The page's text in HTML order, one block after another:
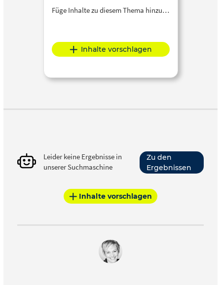
Füge Inhalte zu diesem Thema hinzu…
Inhalte vorschlagen
Leider keine Ergebnisse in
unserer Suchmaschine
Zu den
Ergebnissen
Inhalte vorschlagen